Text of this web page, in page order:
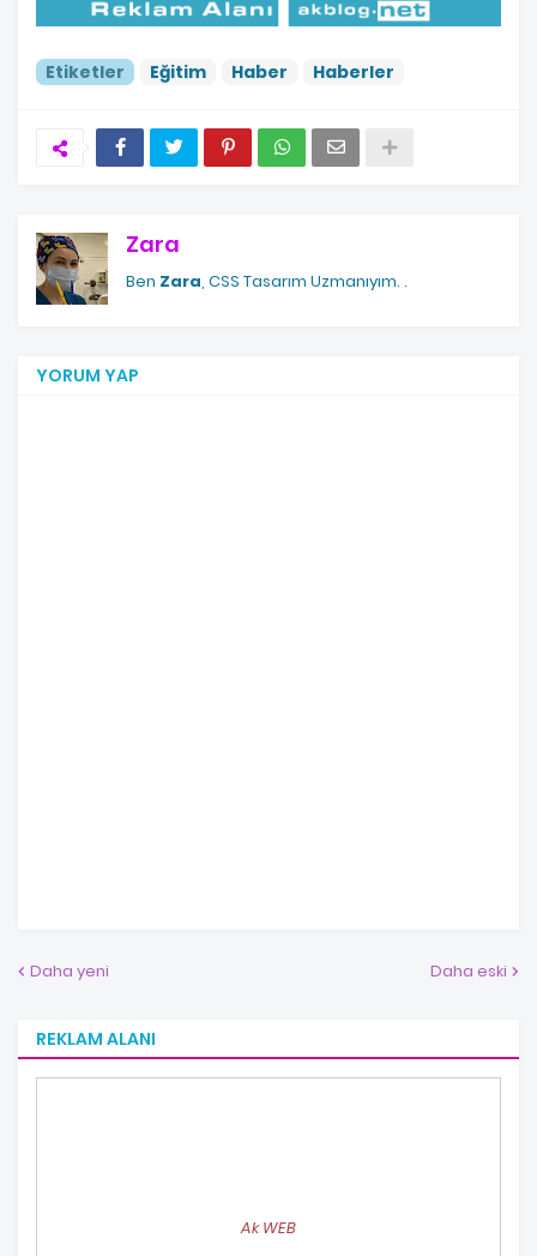
Etiketler Eğitim Haber Haberler
Zara
Ben Zara, CSS Tasarım Uzmanıyım. .
YORUM YAP
Daha yeni Daha eski
REKLAM ALANI
Ak WEB